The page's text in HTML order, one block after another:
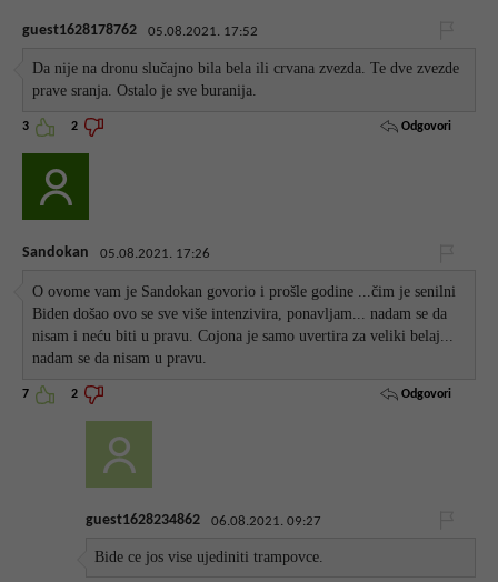
guest1628178762 05.08.2021. 17:52
Da nije na dronu slučajno bila bela ili crvana zvezda. Te dve zvezde
prave sranja. Ostalo je sve buranija.
3 2 Odgovori
Sandokan 05.08.2021. 17:26
O ovome vam je Sandokan govorio i prošle godine ...čim je senilni
Biden došao ovo se sve više intenzivira, ponavljam... nadam se da
nisam i neću biti u pravu. Cojona je samo uvertira za veliki belaj...
nadam se da nisam u pravu.
7 2 Odgovori
guest1628234862 06.08.2021. 09:27
Bide ce jos vise ujediniti trampovce.